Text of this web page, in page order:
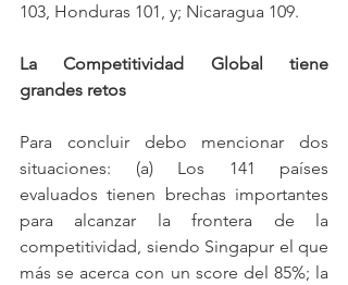
103, Honduras 101, y; Nicaragua 109.
La Competitividad Global tiene
grandes retos
Para concluir debo mencionar dos
situaciones: (a) Los 141 países
evaluados tienen brechas importantes
para alcanzar la frontera de la
competitividad, siendo Singapur el que
más se acerca con un score del 85%; la